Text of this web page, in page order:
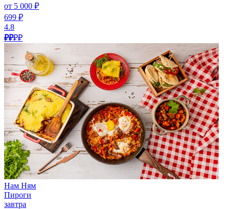
от 5 000 ₽
699 ₽
4.8
₽₽₽₽
Нам Ням
Пироги
завтра